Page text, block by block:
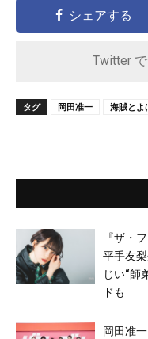
シェアする
Twitter で
タグ 岡田准一 海賊とよ
『ザ・
平手友
じい“師
ドも
岡田准